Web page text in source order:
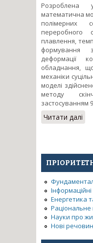
Розроблена
математична
полімерних
переробного
плавлення,
формування
деформації
обладнання,
механіки
моделі
методу
застосуванням
Читати далі
Інформаційні
Енергетика
Науки про
Нові